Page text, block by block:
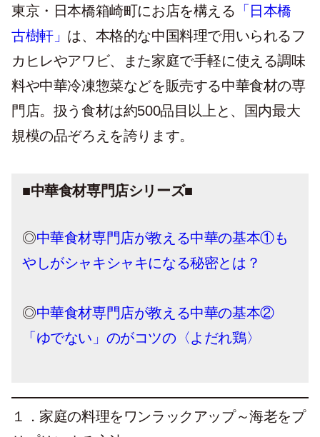
東京・日本橋箱崎町にお店を構える 「日本橋
古樹軒」 は、本格的な中国料理で用いられるフ
カヒレやアワビ、また家庭で手軽に使える調味
料や中華冷凍惣菜などを販売する中華食材の専
門店。扱う食材は約500品目以上と、国内最大
規模の品ぞろえを誇ります。
■中華食材専門店シリーズ■
◎中華食材専門店が教える中華の基本①も
やしがシャキシャキになる秘密とは？
◎中華食材専門店が教える中華の基本②
「ゆでない」のがコツの〈よだれ鶏〉
１． 家庭の料理をワンラックアップ～海老をプ